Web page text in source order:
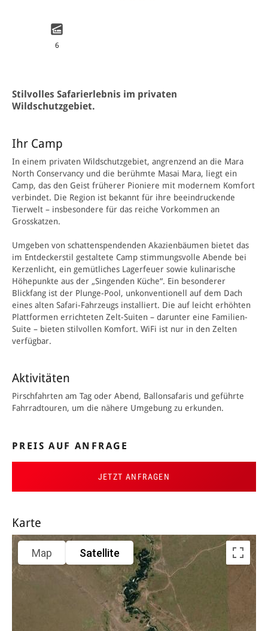
6
Stilvolles Safarierlebnis im privaten
Wildschutzgebiet.
Ihr Camp
In einem privaten Wildschutzgebiet, angrenzend an die Mara
North Conservancy und die berühmte Masai Mara, liegt ein
Camp, das den Geist früherer Pioniere mit modernem Komfort
verbindet. Die Region ist bekannt für ihre beeindruckende
Tierwelt – insbesondere für das reiche Vorkommen an
Grosskatzen.
Umgeben von schattenspendenden Akazienbäumen bietet das
im Entdeckerstil gestaltete Camp stimmungsvolle Abende bei
Kerzenlicht, ein gemütliches Lagerfeuer sowie kulinarische
Höhepunkte aus der „Singenden Küche“. Ein besonderer
Blickfang ist der Plunge-Pool, unkonventionell auf dem Dach
eines alten Safari-Fahrzeugs installiert. Die auf leicht erhöhten
Plattformen errichteten Zelt-Suiten – darunter eine Familien-
Suite – bieten stilvollen Komfort. WiFi ist nur in den Zelten
verfügbar.
Aktivitäten
Pirschfahrten am Tag oder Abend, Ballonsafaris und geführte
Fahrradtouren, um die nähere Umgebung zu erkunden.
PREIS AUF ANFRAGE
JETZT ANFRAGEN
Karte
Map Satellite